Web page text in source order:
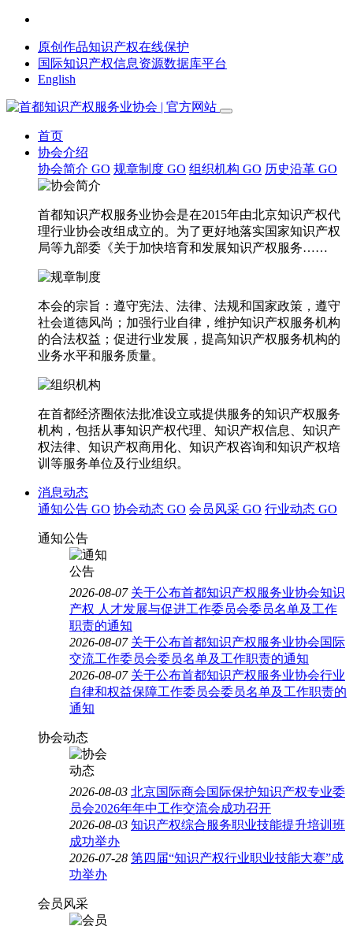
原创作品知识产权在线保护
国际知识产权信息资源数据库平台
English
首页
协会介绍
协会简介 GO 规章制度 GO 组织机构 GO 历史沿革 GO
首都知识产权服务业协会是在2015年由北京知识产权代
理行业协会改组成立的。为了更好地落实国家知识产权
局等九部委《关于加快培育和发展知识产权服务……
本会的宗旨：遵守宪法、法律、法规和国家政策，遵守
社会道德风尚；加强行业自律，维护知识产权服务机构
的合法权益；促进行业发展，提高知识产权服务机构的
业务水平和服务质量。
在首都经济圈依法批准设立或提供服务的知识产权服务
机构，包括从事知识产权代理、知识产权信息、知识产
权法律、知识产权商用化、知识产权咨询和知识产权培
训等服务单位及行业组织。
消息动态
通知公告 GO 协会动态 GO 会员风采 GO 行业动态 GO
通知公告
2026-08-07 关于公布首都知识产权服务业协会知识
产权 人才发展与促进工作委员会委员名单及工作
职责的通知
2026-08-07 关于公布首都知识产权服务业协会国际
交流工作委员会委员名单及工作职责的通知
2026-08-07 关于公布首都知识产权服务业协会行业
自律和权益保障工作委员会委员名单及工作职责的
通知
协会动态
2026-08-03 北京国际商会国际保护知识产权专业委
员会2026年年中工作交流会成功召开
2026-08-03 知识产权综合服务职业技能提升培训班
成功举办
2026-07-28 第四届“知识产权行业职业技能大赛”成
功举办
会员风采